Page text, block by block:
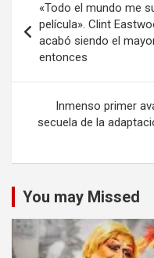
de
entradas
«Todo el mundo me
película». Clint
acabó siendo el
entonces
Inmenso primer
secuela de la
You may Missed